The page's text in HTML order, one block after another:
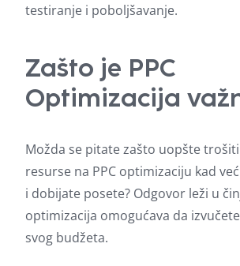
testiranje i poboljšavanje.
Zašto je PPC
Optimizacija
Možda se pitate zašto uopšte
resurse na PPC optimizaciju kad
i dobijate posete? Odgovor leži u
optimizacija omogućava da
svog budžeta.